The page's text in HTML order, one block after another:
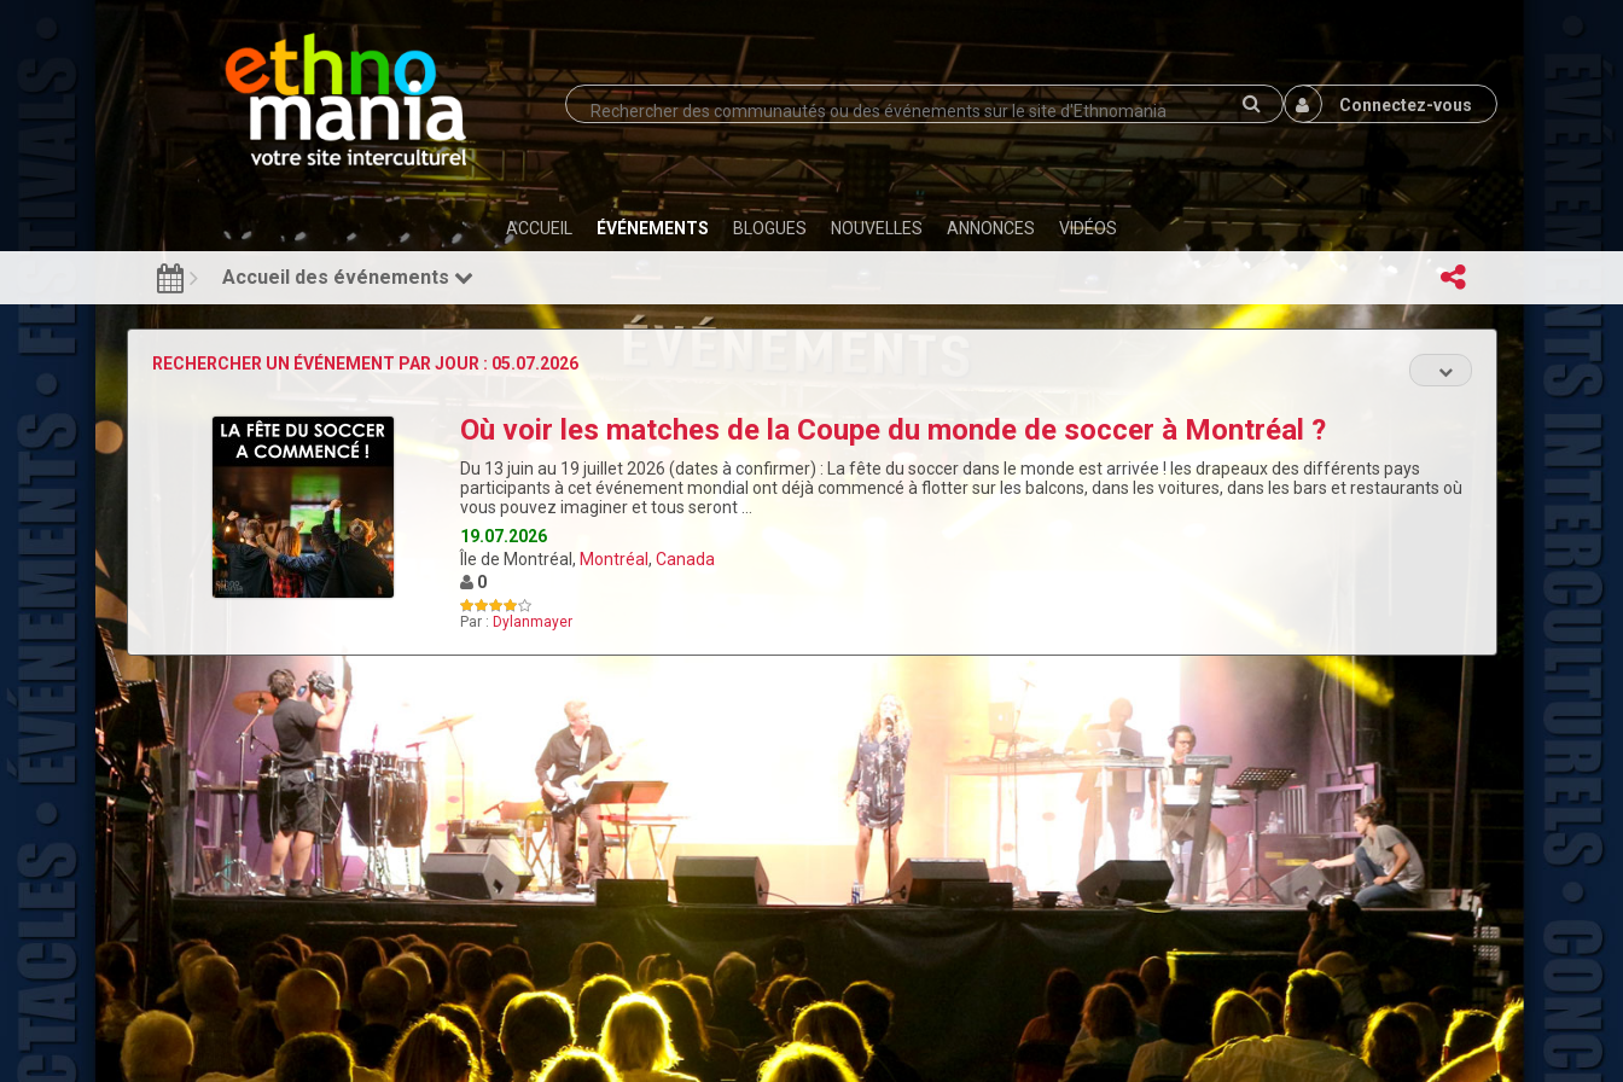
Connectez-vous
ACCUEIL ÉVÉNEMENTS BLOGUES NOUVELLES ANNONCES VIDÉOS
Accueil des événements
RECHERCHER UN ÉVÉNEMENT PAR JOUR : 05.07.2026
Où voir les matches de la Coupe du monde de soccer à Montréal ?
Du 13 juin au 19 juillet 2026 (dates à confirmer) : La fête du soccer dans le monde est arrivée ! les drapeaux des différents pays
participants à cet événement mondial ont déjà commencé à flotter sur les balcons, dans les voitures, dans les bars et restaurants où
vous pouvez imaginer et tous seront …
19.07.2026
Île de Montréal, Montréal , Canada
0
Par : Dylanmayer